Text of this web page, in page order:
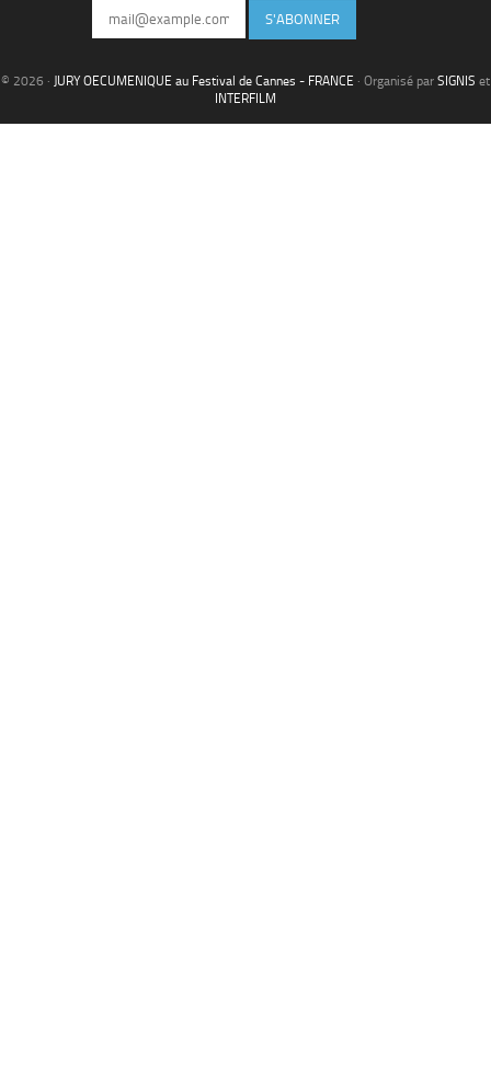
S'ABONNER
© 2026 · JURY OECUMENIQUE au Festival de Cannes - FRANCE · Organisé par SIGNIS et
INTERFILM